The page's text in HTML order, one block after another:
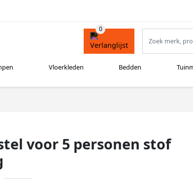
Vloerkleden Bedden
voor 5 personen stof